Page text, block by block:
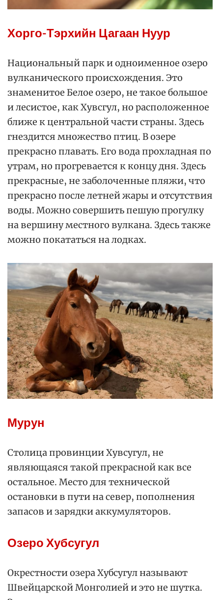
Хорго-Тэрхийн Цагаан Нуур
Национальный парк и одноименное озеро
вулканического происхождения. Это
знаменитое Белое озеро, не такое большое
и лесистое, как Хувсгул, но расположенное
ближе к центральной части страны. Здесь
гнездится множество птиц. В озере
прекрасно плавать. Его вода прохладная по
утрам, но прогревается к концу дня. Здесь
прекрасные, не заболоченные пляжи, что
прекрасно после летней жары и отсутствия
воды. Можно совершить пешую прогулку
на вершину местного вулкана. Здесь также
можно покататься на лодках.
Мурун
Столица провинции Хувсугул, не
являющаяся такой прекрасной как все
остальное. Место для технической
остановки в пути на север, пополнения
запасов и зарядки аккумуляторов.
Озеро Хубсугул
Окрестности озера Хубсугул называют
Швейцарской Монголией и это не шутка.